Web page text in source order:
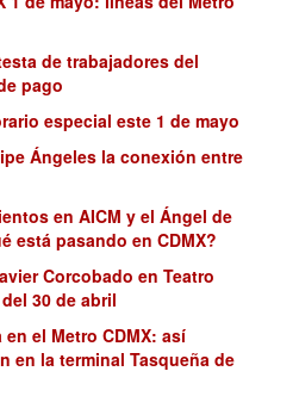
de trabajadores del
pago
especial este 1 de mayo
Ángeles la conexión entre
en AICM y el Ángel de
está pasando en CDMX?
Corcobado en Teatro
30 de abril
el Metro CDMX: así
en la terminal Tasqueña de